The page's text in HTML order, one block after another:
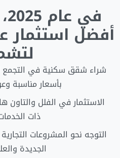
أفضل
بأسعار مناسبة
الاستثمار في الفلل والتاون
ذات
التوجه نحو المشروعات
الجديدة